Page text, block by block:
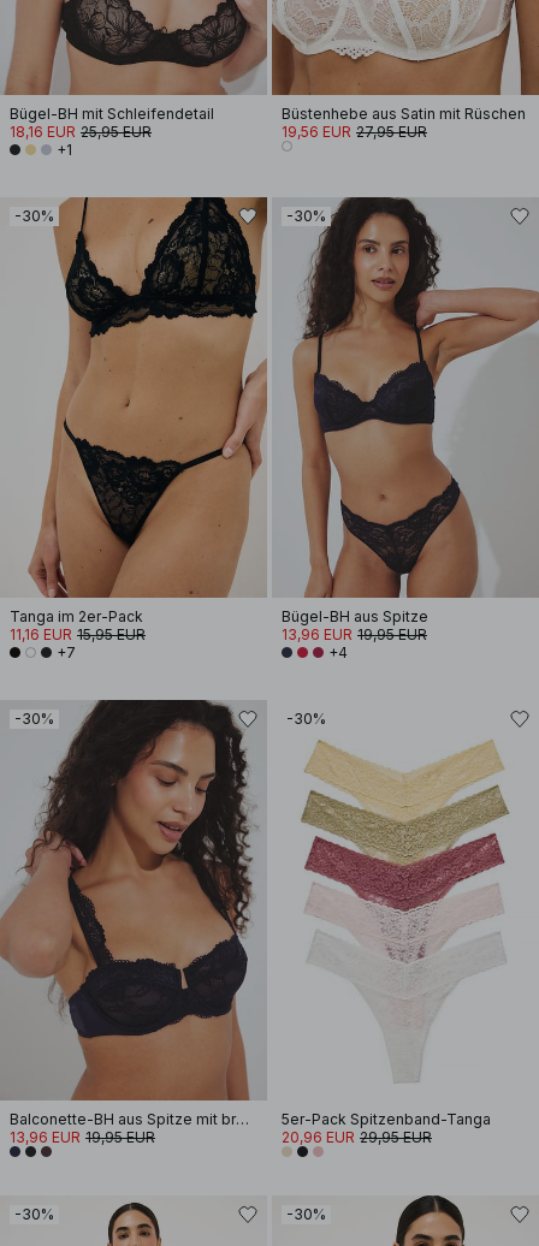
Bügel-BH mit Schleifendetail
18,16 EUR 25,95 EUR
+1
Büstenhebe aus Satin mit Rüschen
19,56 EUR 27,95 EUR
-30%
Tanga im 2er-Pack
11,16 EUR 15,95 EUR
+7
-30%
Bügel-BH aus Spitze
13,96 EUR 19,95 EUR
+4
-30%
Balconette-BH aus Spitze mit breiten Trägern
13,96 EUR 19,95 EUR
-30%
5er-Pack Spitzenband-Tanga
20,96 EUR 29,95 EUR
-30% -30%